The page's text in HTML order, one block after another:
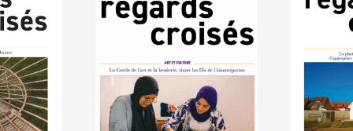
peuvent
être
choisies
sur
la
page
du